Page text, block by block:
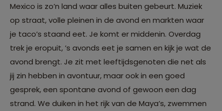
Mexico is zo’n land waar alles buiten gebeurt. Muziek
op straat, volle pleinen in de avond en markten waar
je taco’s staand eet. Je komt er middenin. Overdag
trek je eropuit, ’s avonds eet je samen en kijk je wat de
avond brengt. Je zit met leeftijdsgenoten die net als
jij zin hebben in avontuur, maar ook in een goed
gesprek, een spontane avond of gewoon een dag
strand. We duiken in het rijk van de Maya’s, zwemmen